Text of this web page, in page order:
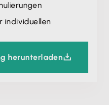
individuellen
herunterladen